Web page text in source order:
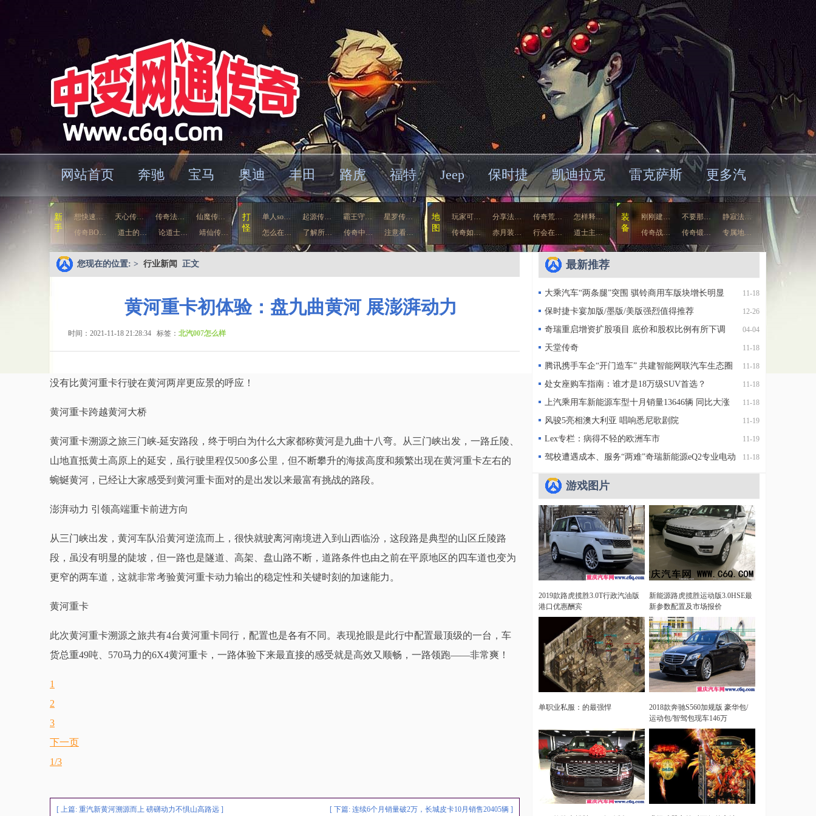
网站首页 奔驰 宝马 奥迪 丰田 路虎 福特 Jeep 保时捷 凯迪拉克 雷克萨斯 更多汽
车
新
手
想快速… 天心传… 传奇法…
仙魔传…
传奇BO…
道士的… 论道士… 靖仙传…
打
怪
单人so… 起源传… 霸王守…
星罗传…
怎么在…
了解所… 传奇中… 注意看…
地
图
玩家可… 分享法… 传奇荒…
怎样释…
传奇如…
赤月装… 行会在… 道士主…
装
备
刚刚建… 不要那…
静寂法…
传奇战…
传奇锻…
专属地…
传奇游…
幻想之…
您现在的位置: > 行业新闻 正文
黄河重卡初体验：盘九曲黄河 展澎湃动力
时间：2021-11-18 21:28:34 标签： 北汽007怎么样
没有比黄河重卡行驶在黄河两岸更应景的呼应！
黄河重卡跨越黄河大桥
黄河重卡溯源之旅三门峡-延安路段，终于明白为什么大家都称黄河是九曲十八弯。从三门峡出发，一路丘陵、
山地直抵黄土高原上的延安，虽行驶里程仅500多公里，但不断攀升的海拔高度和频繁出现在黄河重卡左右的
蜿蜒黄河，已经让大家感受到黄河重卡面对的是出发以来最富有挑战的路段。
澎湃动力 引领高端重卡前进方向
从三门峡出发，黄河车队沿黄河逆流而上，很快就驶离河南境进入到山西临汾，这段路是典型的山区丘陵路
段，虽没有明显的陡坡，但一路也是隧道、高架、盘山路不断，道路条件也由之前在平原地区的四车道也变为
更窄的两车道，这就非常考验黄河重卡动力输出的稳定性和关键时刻的加速能力。
黄河重卡
此次黄河重卡溯源之旅共有4台黄河重卡同行，配置也是各有不同。表现抢眼是此行中配置最顶级的一台，车
货总重49吨、570马力的6X4黄河重卡，一路体验下来最直接的感受就是高效又顺畅，一路领跑——非常爽！
1
2
3
下一页
1/3
[ 上篇: 重汽新黄河溯源而上 磅礴动力不惧山高路远 ] [ 下篇: 连续6个月销量破2万，长城皮卡10月销售20405辆 ]
最新推荐
11-18
大乘汽车“两条腿”突围 骐铃商用车版块增长明显
12-26
保时捷卡宴加版/墨版/美版强烈值得推荐
04-04
奇瑞重启增资扩股项目 底价和股权比例有所下调
11-18
天堂传奇
11-18
腾讯携手车企“开门造车” 共建智能网联汽车生态圈
11-18
处女座购车指南：谁才是18万级SUV首选？
11-18
上汽乘用车新能源车型十月销量13646辆 同比大涨
196.3%
11-19
风骏5亮相澳大利亚 唱响悉尼歌剧院
11-19
Lex专栏：病得不轻的欧洲车市
11-18
驾校遭遇成本、服务“两难”奇瑞新能源eQ2专业电动
驾校车化解压力
游戏图片
2019款路虎揽胜3.0T行政汽油版
港口优惠酬宾
新能源路虎揽胜运动版3.0HSE最
新参数配置及市场报价
单职业私服：的最强悍
2018款奔驰S560加规版 豪华包/
运动包/智驾包现车146万